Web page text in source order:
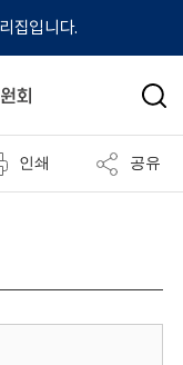
집입니다.
검
인쇄 공유